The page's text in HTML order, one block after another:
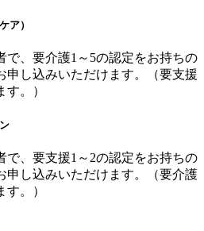
ア）
で、要介護1～5の認定をお持ちの
申し込みいただけます。（要支援
。）
で、要支援1～2の認定をお持ちの
申し込みいただけます。（要介護
。）